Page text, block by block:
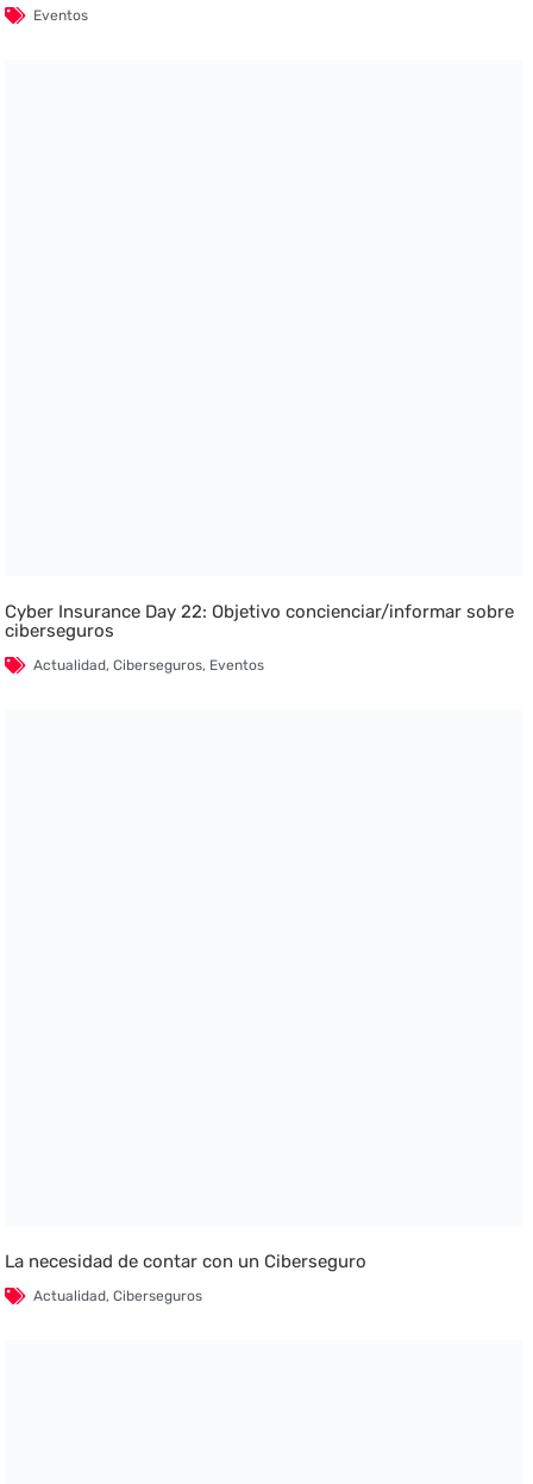
Eventos
Cyber Insurance Day 22: Objetivo concienciar/informar sobre
ciberseguros
Actualidad,Ciberseguros, Eventos
La necesidad de contar con un Ciberseguro
Actualidad,Ciberseguros